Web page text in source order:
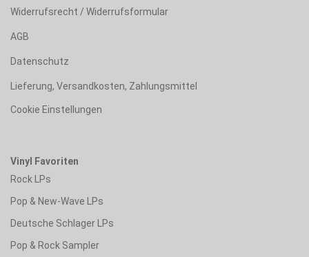
Widerrufsrecht / Widerrufsformular
AGB
Datenschutz
Lieferung, Versandkosten, Zahlungsmittel
Cookie Einstellungen
Vinyl Favoriten
Rock LPs
Pop & New-Wave LPs
Deutsche Schlager LPs
Pop & Rock Sampler